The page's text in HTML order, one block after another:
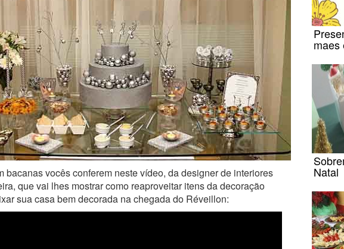
bacanas vocês conferem neste vídeo, da designer de interiores
que vai lhes mostrar como reaproveitar itens da decoração
sua casa bem decorada na chegada do Réveillon:
maes
Natal